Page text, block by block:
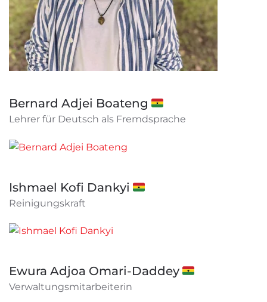
Bernard Adjei Boateng 🇬🇭
Lehrer für Deutsch als Fremdsprache
Ishmael Kofi Dankyi 🇬🇭
Reinigungskraft
Ewura Adjoa Omari-Daddey 🇬🇭
Verwaltungsmitarbeiterin